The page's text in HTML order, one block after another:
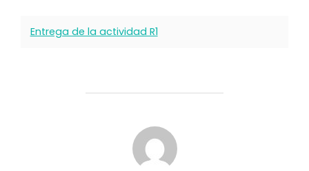
Entrega de la actividad R1
AUTOR DE LA PUBLICACIÓN